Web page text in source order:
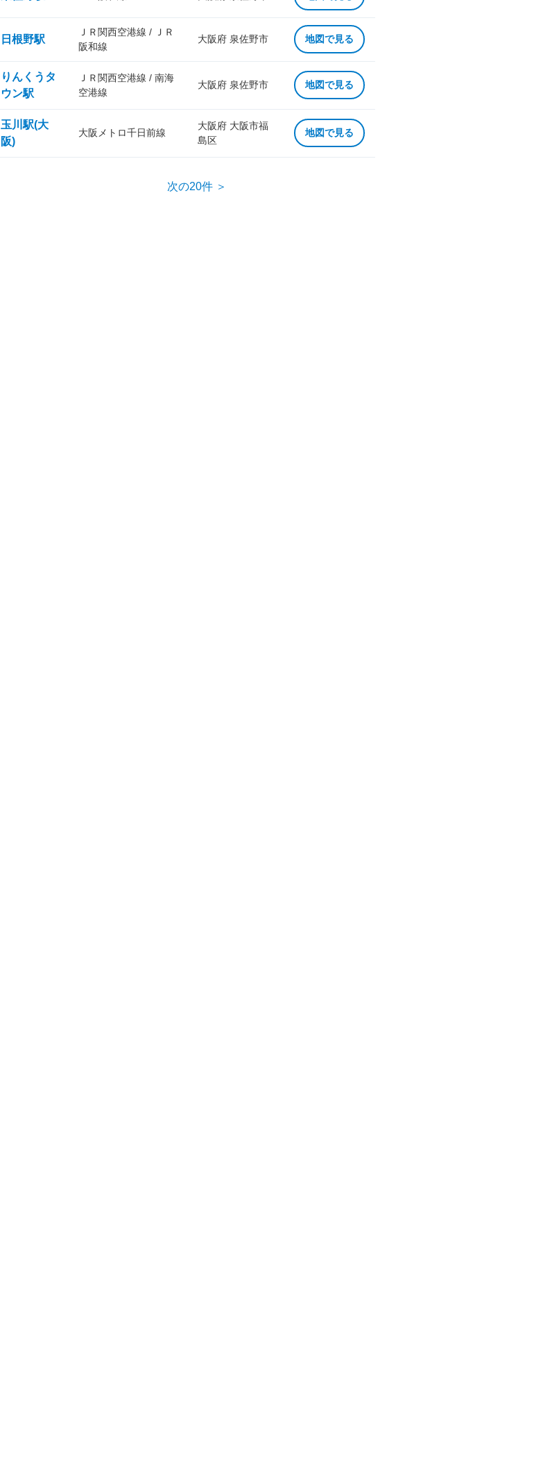
日根野駅
ＪＲ関西空港線 / ＪＲ
阪和線
大阪府 泉佐野市 地図で見る
りんくうタ
ウン駅
ＪＲ関西空港線 / 南海
空港線
大阪府 泉佐野市 地図で見る
玉川駅(大
阪)
大阪メトロ千日前線
大阪府 大阪市福
島区
地図で見る
次の20件 ＞